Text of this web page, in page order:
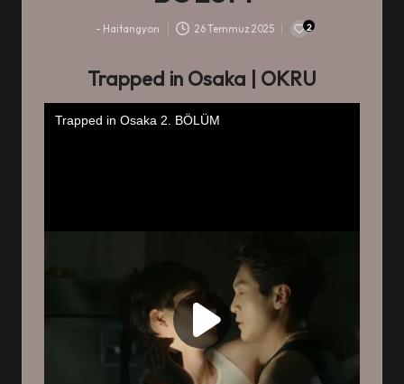
- Haitangyon 26 Temmuz 2025 2
Trapped in Osaka | OKRU